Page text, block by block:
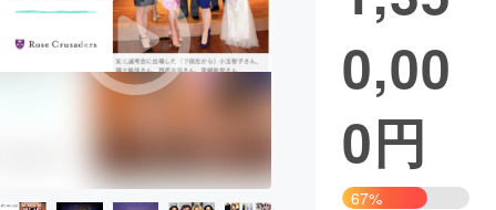
ビジネス・起業 チャレンジ
CAMPFIRE for Social Good CAMPFIRE Creation
0,00
0円
67%